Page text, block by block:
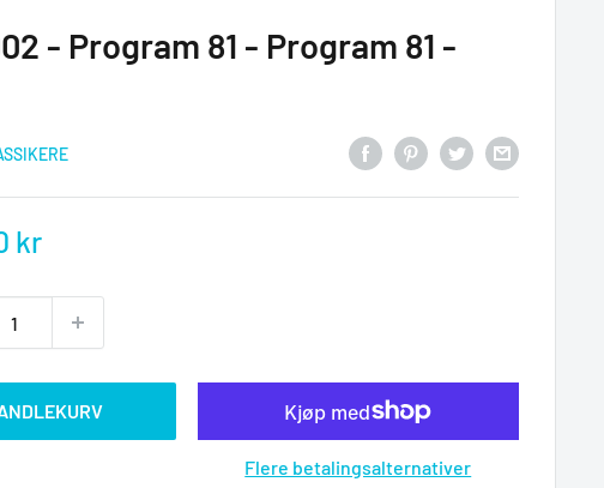
- Program 81 - Program 81 -
kr
Flere betalingsalternativer